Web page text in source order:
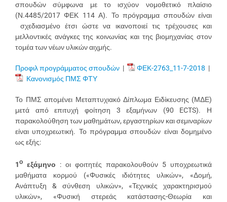
σπουδών σύμφωνα με το ισχύον νομοθετικό πλαίσιο
(Ν.4485/2017 ΦΕΚ 114 Α). Το πρόγραμμα σπουδών είναι
σχεδιασμένο έτσι ώστε να ικανοποιεί τις τρέχουσες και
μελλοντικές ανάγκες της κοινωνίας και της βιομηχανίας στον
τομέα των νέων υλικών αιχμής.
Προφιλ προγράμματος σπουδών | ΦΕΚ-2763_11-7-2018 |
Κανονισμός ΠΜΣ ΦΤΥ
Το ΠΜΣ απομένει Μεταπτυχιακό Δίπλωμα Ειδίκευσης (ΜΔΕ)
μετά από επιτυχή φοίτηση 3 εξαμήνων (90 ECTS). Η
παρακολούθηση των μαθημάτων, εργαστηρίων και σεμιναρίων
είναι υποχρεωτική. Το πρόγραμμα σπουδών είναι δομημένο
ως εξής:
1ο εξάμηνο : οι φοιτητές παρακολουθούν 5 υποχρεωτικά
μαθήματα κορμού («Φυσικές ιδιότητες υλικών», «Δομή,
Ανάπτυξη & σύνθεση υλικών», «Τεχνικές χαρακτηρισμού
υλικών», «Φυσική στερεάς κατάστασης-Θεωρία και